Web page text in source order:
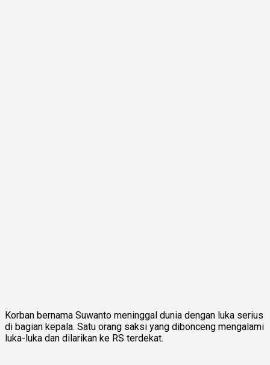
Korban bernama Suwanto meninggal dunia dengan luka serius
di bagian kepala. Satu orang saksi yang dibonceng mengalami
luka-luka dan dilarikan ke RS terdekat.